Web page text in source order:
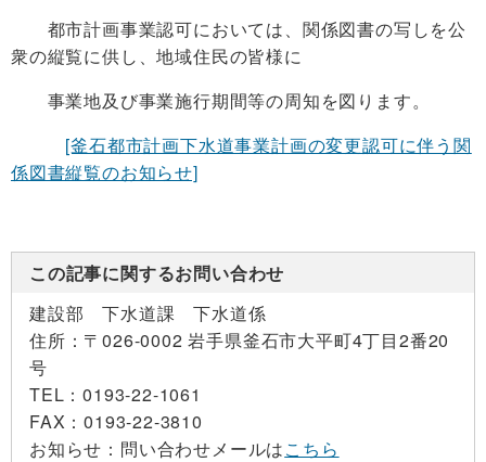
都市計画事業認可においては、関係図書の写しを公
衆の縦覧に供し、地域住民の皆様に
事業地及び事業施行期間等の周知を図ります。
[釜石都市計画下水道事業計画の変更認可に伴う関
係図書縦覧のお知らせ]
この記事に関するお問い合わせ
建設部 下水道課 下水道係
住所： 〒026-0002 岩手県釜石市大平町4丁目2番20
号
TEL：0193-22-1061
FAX：0193-22-3810
お知らせ： 問い合わせメールはこちら